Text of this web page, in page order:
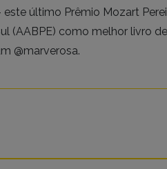
este último Prêmio Mozart
(AABPE) como melhor livro
@marverosa.